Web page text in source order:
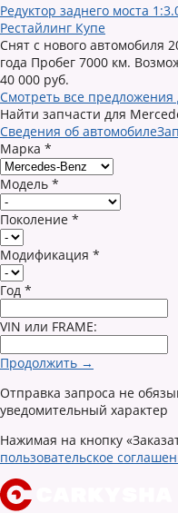
Редуктор заднего моста
Рестайлинг Купе
Снят с нового автомобиля
года Пробег 7000 км.
40 000 руб.
Смотреть все предложения
Найти запчасти для
Сведения об автомобиле
Марка *
Модель *
Поколение *
Модификация *
Год *
VIN или FRAME:
Продолжить →
Отправка запроса не
уведомительный характер
Нажимая на кнопку
пользовательское